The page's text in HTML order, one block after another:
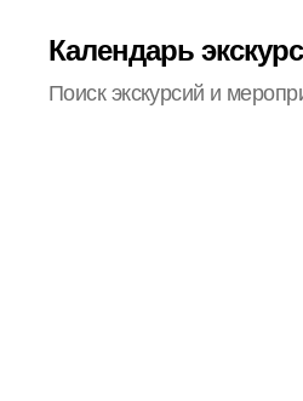
Календарь
Поиск экскурсий и